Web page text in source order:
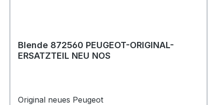
Blende 872560 PEUGEOT-ORIGINAL-
ERSATZTEIL NEU NOS
Original neues Peugeot